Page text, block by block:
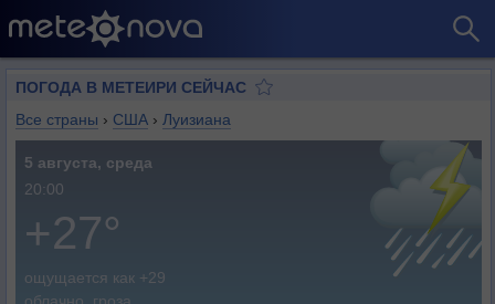
ПОГОДА В МЕТЕИРИ СЕЙЧАС
Все страны › США › Луизиана
5 августа, среда
20:00
+27°
ощущается как +29